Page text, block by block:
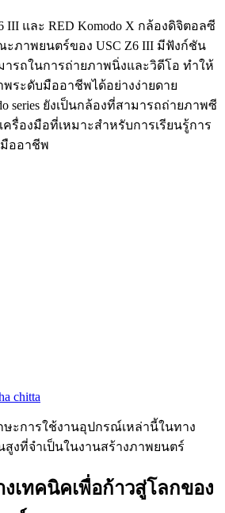
III และ RED Komodo X กล้องดิจิตอลซี
ภาพยนตร์ของ USC Z6 III มีฟังก์ชัน
รถในการถ่ายภาพนิ่งและวิดีโอ ทำให้
ระดับมืออาชีพได้อย่างง่ายดาย
series ยังเป็นกล้องที่สามารถถ่ายภาพซี
รื่องมือที่เหมาะสำหรับการเรียนรู้การ
ออาชีพ
chitta
ษะการใช้งานอุปกรณ์เหล่านี้ในทาง
งที่จำเป็นในงานสร้างภาพยนตร์
เทคนิคเพื่อก้าวสู่โลกของ